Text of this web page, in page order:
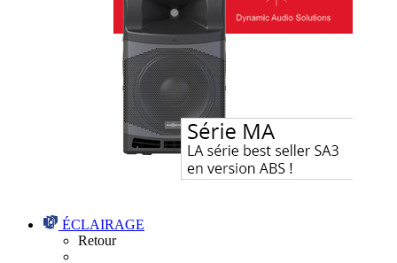
ÉCLAIRAGE
Retour